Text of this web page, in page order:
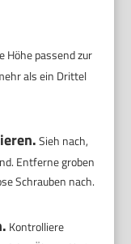
Höhe passend zur
als ein Drittel
Sieh nach,
Entferne groben
Schrauben nach.
Kontrolliere